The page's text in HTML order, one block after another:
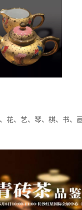
花、艺、琴、棋、书、